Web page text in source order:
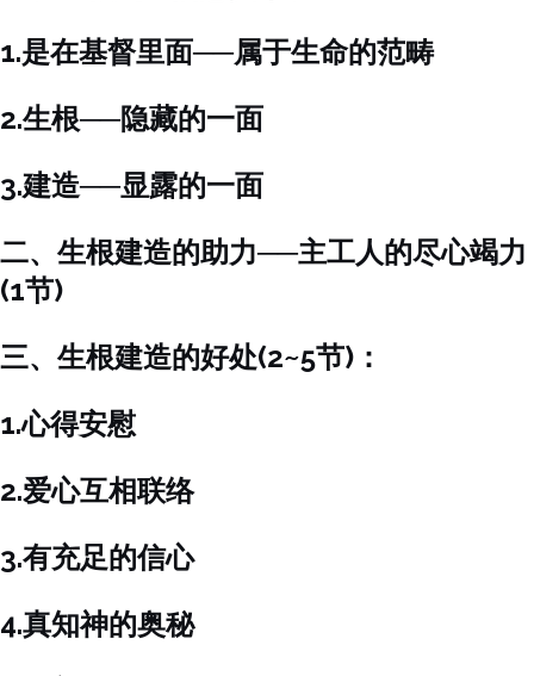
1.是在基督里面──属于生命的范畴
2.生根──隐藏的一面
3.建造──显露的一面
二、生根建造的助力──主工人的尽心竭力
(1节)
三、生根建造的好处(2~5节)：
1.心得安慰
2.爱心互相联络
3.有充足的信心
4.真知神的奥秘